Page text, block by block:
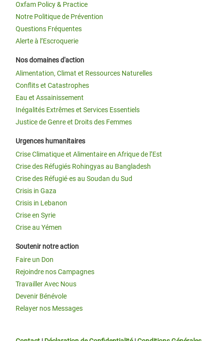
Oxfam Policy & Practice
Notre Politique de Prévention
Questions Fréquentes
Alerte à l’Escroquerie
Nos domaines d'action
Alimentation, Climat et Ressources Naturelles
Conflits et Catastrophes
Eau et Assainissement
Inégalités Extrêmes et Services Essentiels
Justice de Genre et Droits des Femmes
Urgences humanitaires
Crise Climatique et Alimentaire en Afrique de l’Est
Crise des Réfugiés Rohingyas au Bangladesh
Crise des Réfugié·es au Soudan du Sud
Crisis in Gaza
Crisis in Lebanon
Crise en Syrie
Crise au Yémen
Soutenir notre action
Faire un Don
Rejoindre nos Campagnes
Travailler Avec Nous
Devenir Bénévole
Relayer nos Messages